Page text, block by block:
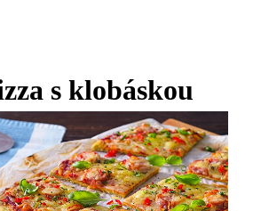
s klobáskou